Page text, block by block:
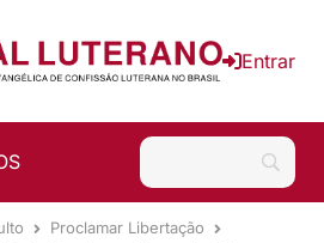
Entrar
Proclamar Libertação